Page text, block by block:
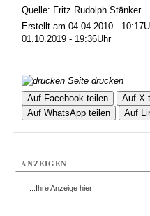
Quelle: Fritz Rudolph Stänker
Erstellt am 04.04.2010 -
01.10.2019 - 19:36Uhr
Seite drucken
Auf Facebook teilen
Auf X
Auf WhatsApp teilen
Auf
ANZEIGEN
...Ihre Anzeige hier!